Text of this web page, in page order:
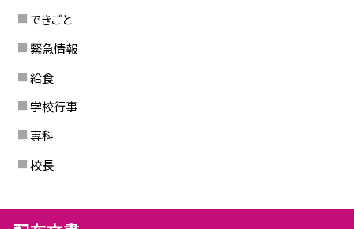
できごと
緊急情報
給食
学校行事
専科
校長